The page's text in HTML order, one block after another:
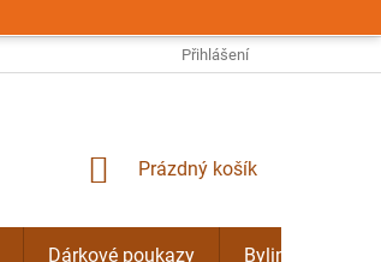
PODMÍNKY OCHRANY OSOBNÍCH ÚDAJŮ
Přihlášení
NÁKUPNÍ
Prázdný košík
Dárkové poukazy Bylinné kúry